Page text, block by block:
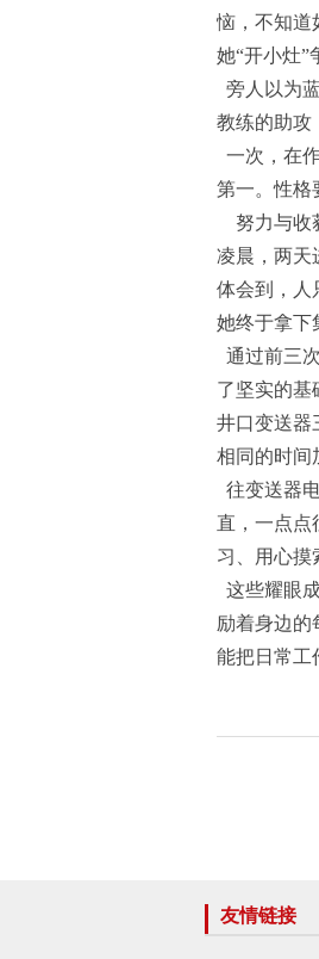
恼，不知道
她“开小灶”
旁人以为
教练的助攻
一次，在
第一。性格
努力与收
凌晨，两天
体会到，人
她终于拿下
通过前三
了坚实的基
井口变送器
相同的时间
往变送器
直，一点点
习、用心摸
这些耀眼
励着身边的
能把日常工
友情链接